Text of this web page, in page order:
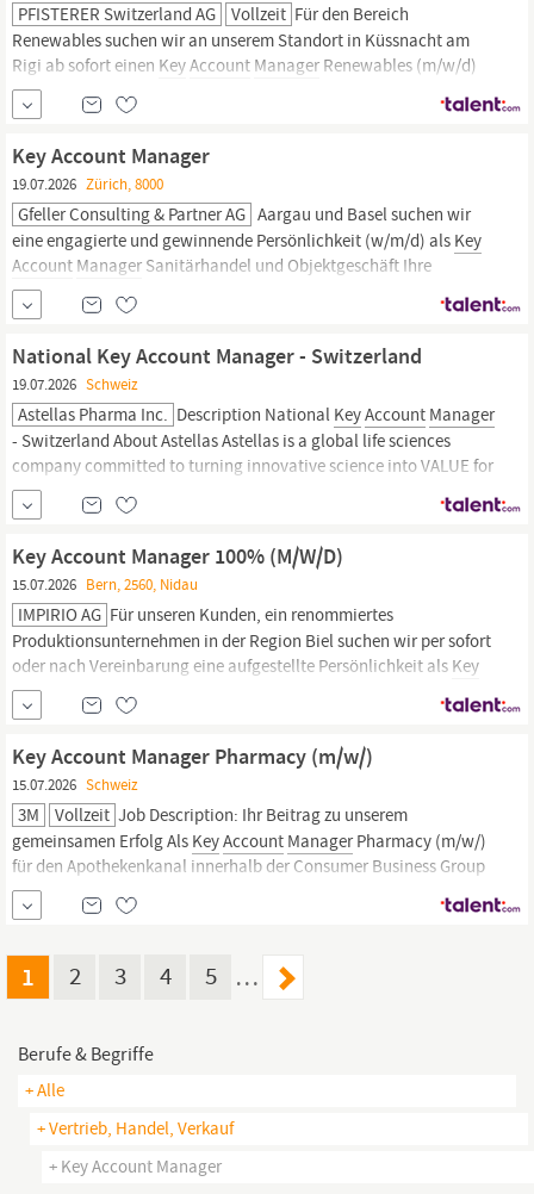
PFISTERER Switzerland AG Vollzeit Für den Bereich
Renewables suchen wir an unserem Standort in Küssnacht am
Rigi ab sofort einen KeyAccount Manager Renewables (m/w/d)
PFISTERER ist ein weltweit führender Spezialist für Anschluss-
und Verbindungstechnik in elektrischen Energienetzen. Bei uns
Key Account Manager
19.07.2026 Zürich, 8000
Gfeller Consulting & Partner AG Aargau und Basel suchen wir
eine engagierte und gewinnende Persönlichkeit (w/m/d) als Key
Account Manager Sanitärhandel und Objektgeschäft Ihre
Hauptaufgaben Sie entwickeln Ihr persönliches Verkaufsgebiet
und betreuen Grosshändler sowie Sanitärausstellungen. Sie
National Key Account Manager - Switzerland
19.07.2026 Schweiz
Astellas Pharma Inc. Description National KeyAccount Manager
- Switzerland About Astellas Astellas is a global life sciences
company committed to turning innovative science into VALUE for
patients. We provide transformative therapies in disease areas
that include oncology, ophthalmology, urology, immunology and
Key Account Manager 100% (M/W/D)
15.07.2026 Bern, 2560, Nidau
IMPIRIO AG Für unseren Kunden, ein renommiertes
Produktionsunternehmen in der Region Biel suchen wir per sofort
oder nach Vereinbarung eine aufgestellte Persönlichkeit als Key
Account
Manager
Weiterentwicklung langfristiger Kundenbeziehungen Aktive
Betreuung bestehender Kunden sowie gezielte...
Key Account Manager Pharmacy (m/w/)
15.07.2026 Schweiz
3M Vollzeit Job Description: Ihr Beitrag zu unserem
gemeinsamen Erfolg Als KeyAccount ManagerPharmacy (m/w/)
für den Apothekenkanal innerhalb der Consumer Business Group
in der Schweiz und Österreich haben Sie die Möglichkeit Ihr
Wissen zielgerichtet einzusetzen, um unseren gemeinsamen
1 2 3 4 5 …
Berufe & Begriffe
+ Alle
+ Vertrieb, Handel, Verkauf
+ Key Account Manager